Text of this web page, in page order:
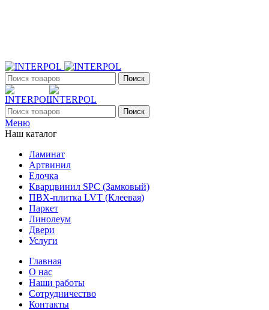
Поиск
Поиск
Меню
Наш каталог
Ламинат
Артвинил
Елочка
Кварцвинил SPC (Замковый)
ПВХ-плитка LVT (Клеевая)
Паркет
Линолеум
Двери
Услуги
Главная
О нас
Наши работы
Сотрудничество
Контакты